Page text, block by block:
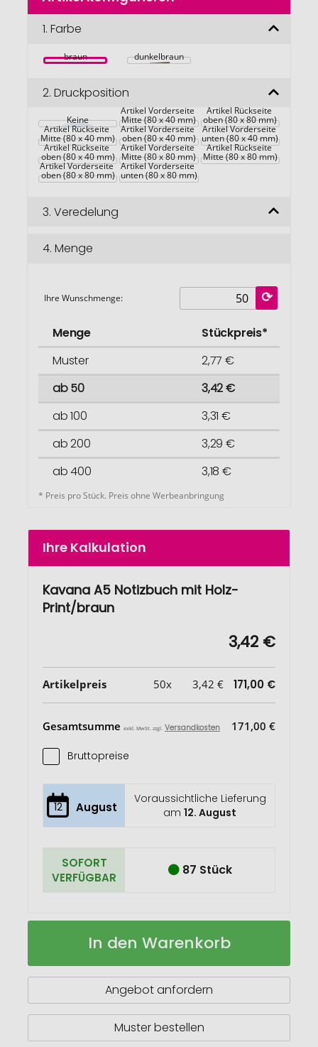
Bildgalerie
1. Farbe
braun dunkelbraun
2. Druckposition
Keine
Artikel Vorderseite
Mitte (80 x 40 mm)
Artikel Rückseite
oben (80 x 80 mm)
Artikel Rückseite
Mitte (80 x 40 mm)
Artikel Vorderseite
oben (80 x 40 mm)
Artikel Vorderseite
unten (80 x 40 mm)
Artikel Rückseite
oben (80 x 40 mm)
Artikel Vorderseite
Mitte (80 x 80 mm)
Artikel Rückseite
Mitte (80 x 80 mm)
Artikel Vorderseite
oben (80 x 80 mm)
Artikel Vorderseite
unten (80 x 80 mm)
3. Veredelung
4. Menge
Ihre Wunschmenge:
Menge
Stückpreis*
Muster
2,77 €
ab 50
3,42 €
ab 100
3,31 €
ab 200
3,29 €
ab 400
3,18 €
* Preis pro Stück. Preis ohne Werbeanbringung
Ihre Kalkulation
Kavana A5 Notizbuch mit Holz-
Print/braun
3,42 €
Artikelpreis 50x 3,42 € 171,00 €
Gesamtsumme exkl. MwSt. zzgl. Versandkosten 171,00 €
Bruttopreise
12 August
Voraussichtliche Lieferung
am12. August
SOFORT
VERFÜGBAR
87 Stück
Kavana
mit
Auf
In den Warenkorb
Angebot anfordern
Muster bestellen